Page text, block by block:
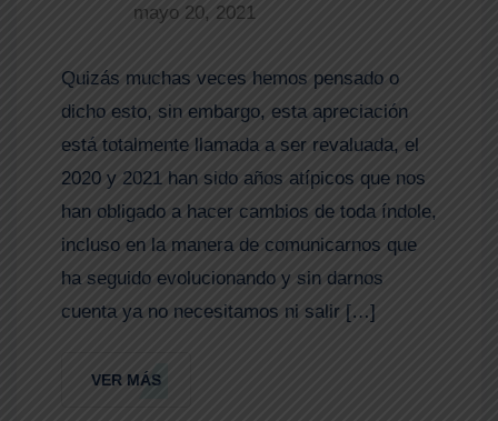
mayo 20, 2021
Quizás muchas veces hemos pensado o
dicho esto, sin embargo, esta apreciación
está totalmente llamada a ser revaluada, el
2020 y 2021 han sido años atípicos que nos
han obligado a hacer cambios de toda índole,
incluso en la manera de comunicarnos que
ha seguido evolucionando y sin darnos
cuenta ya no necesitamos ni salir […]
VER MÁS